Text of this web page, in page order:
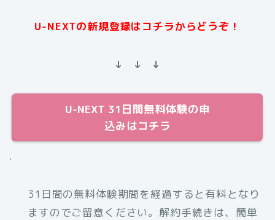
U-NEXTの新規登録はコチラからどうぞ！
↓ ↓ ↓
U-NEXT 31日間無料体験の申
込みはコチラ
.
31日間の無料体験期間を経過すると有料となり
ますのでご留意ください。解約手続きは、簡単